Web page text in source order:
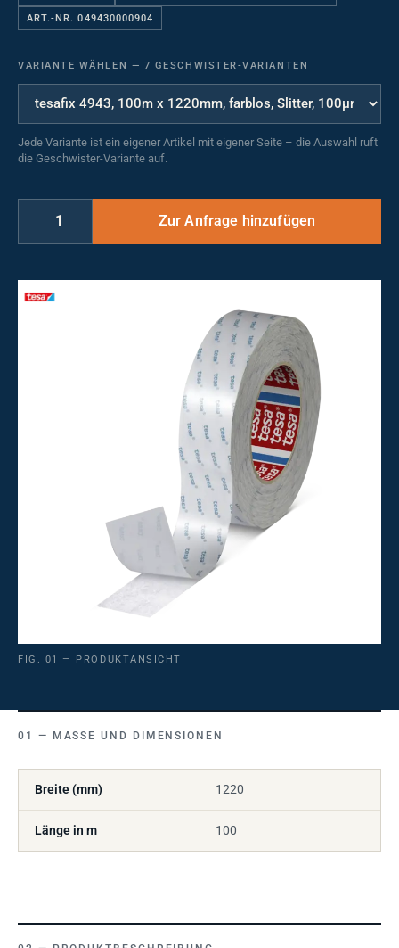
ART.-NR. 049430000904
VARIANTE WÄHLEN — 7 GESCHWISTER-VARIANTEN
Jede Variante ist ein eigener Artikel mit eigener Seite – die Auswahl ruft
die Geschwister-Variante auf.
FIG. 01 — PRODUKTANSICHT
MASSE UND DIMENSIONEN
Breite (mm) 1220
Länge in m 100